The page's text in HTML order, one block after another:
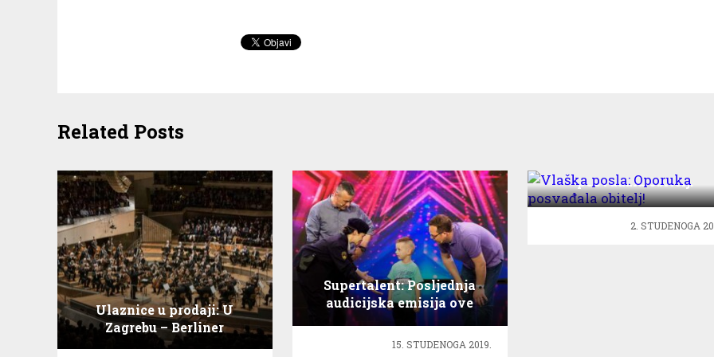
Related Posts
Ulaznice u prodaji: U
Zagrebu – Berliner
Philharmoniker!
Supertalent: Posljednja
audicijska emisija ove
nedjelje
15. STUDENOGA 2019.
posvađala obitelj!
2. STUDENOGA